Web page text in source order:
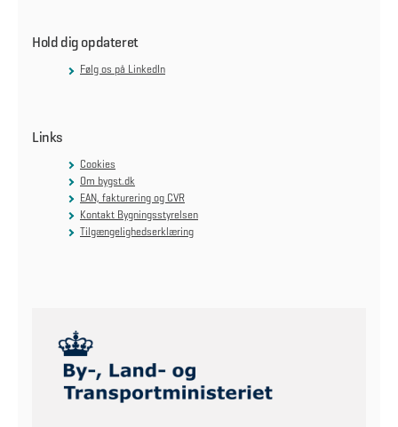
Hold dig opdateret
Følg os på LinkedIn
Links
Cookies
Om bygst.dk
EAN, fakturering og CVR
Kontakt Bygningsstyrelsen
Tilgængelighedserklæring